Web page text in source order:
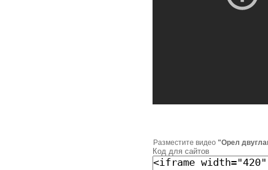
Разместите видео "Орел
Код для сайтов